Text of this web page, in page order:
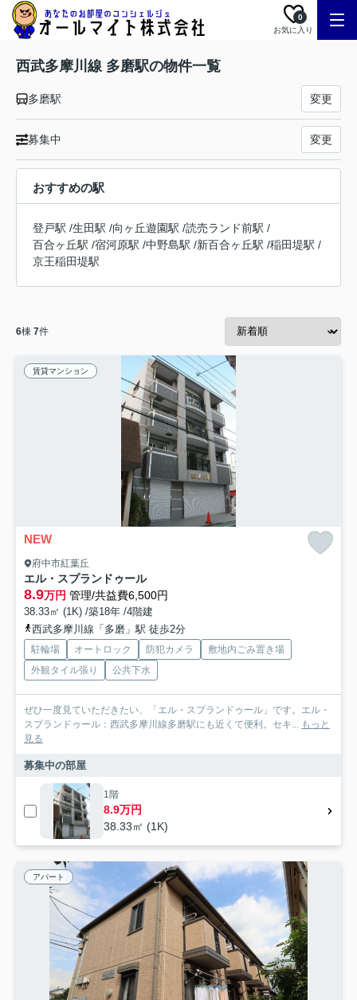
お気に入り
0
西武多摩川線 多磨駅の物件一覧
多磨駅 変更
募集中 変更
おすすめの駅
登戸駅 /生田駅 /向ヶ丘遊園駅 /読売ランド前駅 /
百合ヶ丘駅 /宿河原駅 /中野島駅 /新百合ヶ丘駅 /稲田堤駅 /
京王稲田堤駅
6棟 7件
賃貸マンション
NEW
府中市紅葉丘
エル・スプランドゥール
8.9万円 管理/共益費6,500円
38.33㎡ (1K) /築18年 /4階建
西武多摩川線「多磨」駅 徒歩2分
駐輪場 オートロック 防犯カメラ
敷地内ごみ置き場
外観タイル張り
公共下水
ぜひ一度見ていただきたい、「エル・スプランドゥール」です。エル・
スプランドゥール：西武多摩川線多磨駅にも近くて便利。セキ... もっと
見る
募集中の部屋
1階
8.9万円
38.33㎡ (1K)
アパート